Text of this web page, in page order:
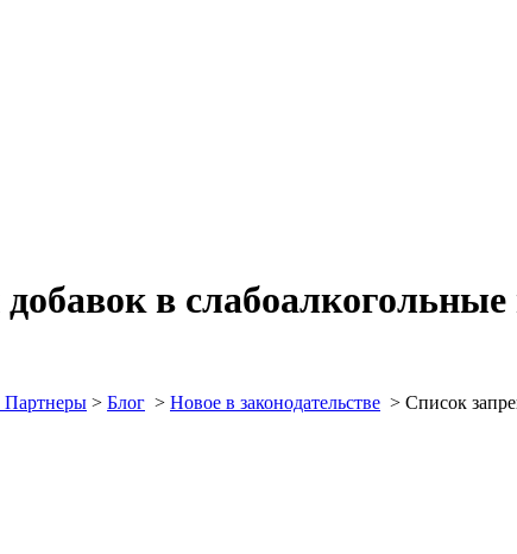
в
Партнеры > Блог > Новое в законодательстве > Список